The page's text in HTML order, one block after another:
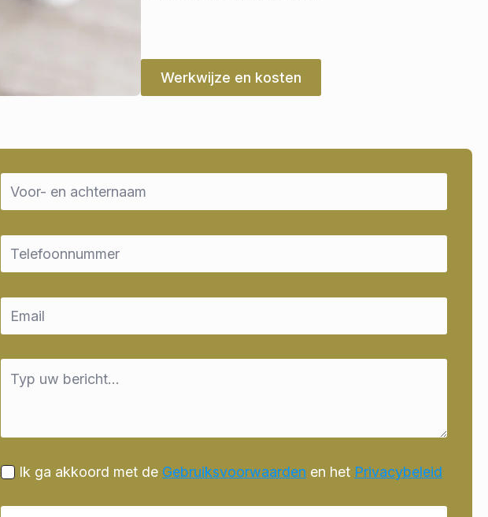
Werkwijze en kosten
Name
*
Email
Email
Message
Ik ga akkoord met de Gebruiksvoorwaarden en het Privacybeleid